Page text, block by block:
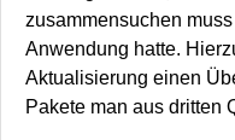
zusammensuchen
Anwendung hatte.
Aktualisierung einen
Pakete man aus dritten